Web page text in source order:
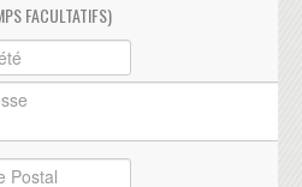
FACULTATIFS)